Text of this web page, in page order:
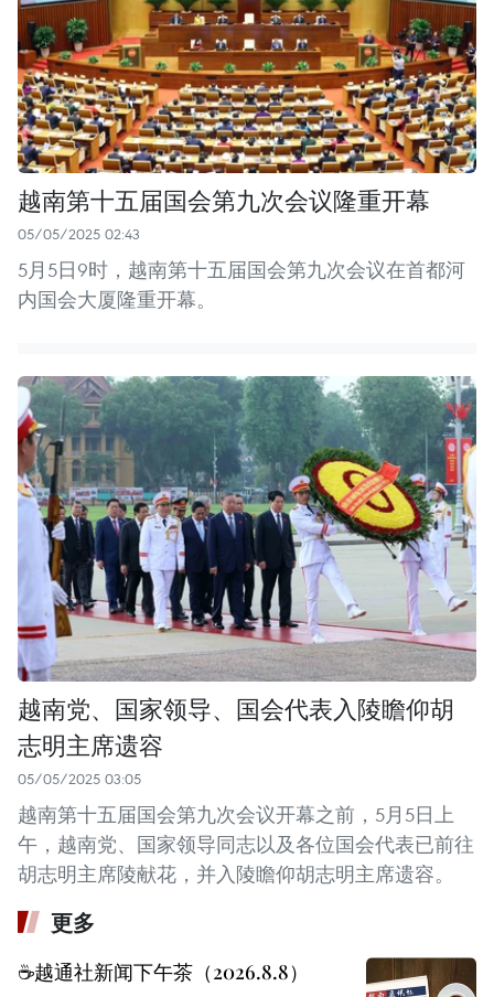
越南第十五届国会第九次会议隆重开幕
05/05/2025 02:43
5月5日9时，越南第十五届国会第九次会议在首都河
内国会大厦隆重开幕。
越南党、国家领导、国会代表入陵瞻仰胡
志明主席遗容
05/05/2025 03:05
越南第十五届国会第九次会议开幕之前，5月5日上
午，越南党、国家领导同志以及各位国会代表已前往
胡志明主席陵献花，并入陵瞻仰胡志明主席遗容。
更多
☕️越通社新闻下午茶（2026.8.8）